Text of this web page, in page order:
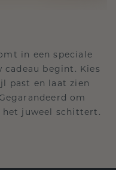
in een speciale
cadeau begint. Kies
past en laat zien
om
juweel schittert.